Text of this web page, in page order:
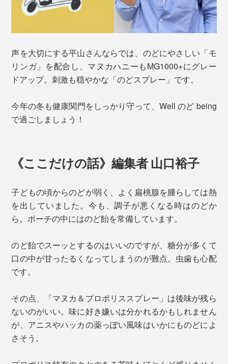
声を大切にする平山さんならでは、のどにやさしい「モ
リンガ」を配合し、マヌカハニーもMG1000+にグレー
ドアップ。刺激も穏やかな「のどスプレー」です。
今年の冬も健康関門をしっかり守って、Well のど being
で過ごしましょう！
《ここだけの話》編集者 山口裕子
子どもの頃からのどが弱く、よく扁桃腺を腫らしては熱
を出していました。今も、調子が悪くなる時はのどか
ら。ポーチの中にはのど飴を常備しています。
のど飴でスーッとするのはいいのですが、糖分が多くて
口の中が甘ったるくなってしまうのが難点。虫歯も心配
です。
その点、「マヌカ＆プロポリススプレー」は後味が残ら
ないのがいい。味に好き嫌いは分かれるかもしれません
が、アニスやハッカの薬っぽい風味はいかにものどによ
さそう。